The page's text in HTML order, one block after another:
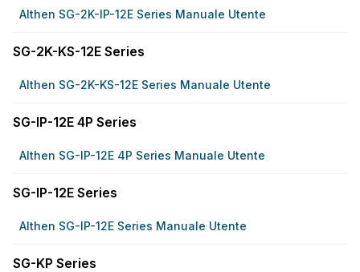
Althen SG-2K-IP-12E Series Manuale Utente
SG-2K-KS-12E Series
Althen SG-2K-KS-12E Series Manuale Utente
SG-IP-12E 4P Series
Althen SG-IP-12E 4P Series Manuale Utente
SG-IP-12E Series
Althen SG-IP-12E Series Manuale Utente
SG-KP Series